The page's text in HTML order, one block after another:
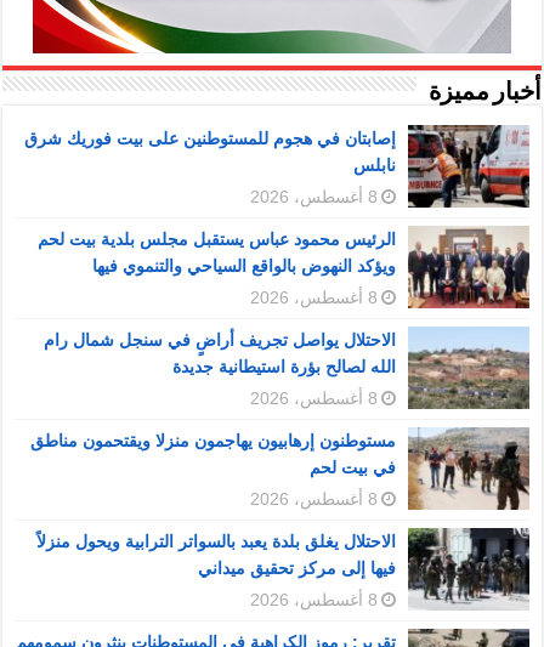
أخبار مميزة
إصابتان في هجوم للمستوطنين على بيت فوريك شرق
نابلس
8 أغسطس، 2026
الرئيس محمود عباس يستقبل مجلس بلدية بيت لحم
ويؤكد النهوض بالواقع السياحي والتنموي فيها
8 أغسطس، 2026
الاحتلال يواصل تجريف أراضٍ في سنجل شمال رام
الله لصالح بؤرة استيطانية جديدة
8 أغسطس، 2026
مستوطنون إرهابيون يهاجمون منزلا ويقتحمون مناطق
في بيت لحم
8 أغسطس، 2026
الاحتلال يغلق بلدة يعبد بالسواتر الترابية ويحول منزلاً
فيها إلى مركز تحقيق ميداني
8 أغسطس، 2026
تقرير: رموز الكراهية في المستوطنات ينثرون سمومهم